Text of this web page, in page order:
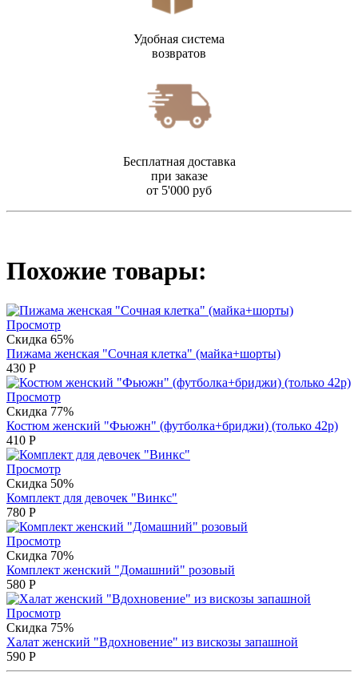
Удобная система
возвратов
Бесплатная доставка
при заказе
от 5'000 руб
Похожие товары:
Просмотр
Скидка 65%
Пижама женская "Сочная клетка" (майка+шорты)
430 Р
Просмотр
Скидка 77%
Костюм женский "Фьюжн" (футболка+бриджи) (только 42р)
410 Р
Просмотр
Скидка 50%
Комплект для девочек "Винкс"
780 Р
Просмотр
Скидка 70%
Комплект женский "Домашний" розовый
580 Р
Просмотр
Скидка 75%
Халат женский "Вдохновение" из вискозы запашной
590 Р